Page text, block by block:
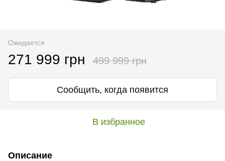
Ожидается
271 999 грн 499 999 грн
Сообщить, когда появится
В избранное
Описание